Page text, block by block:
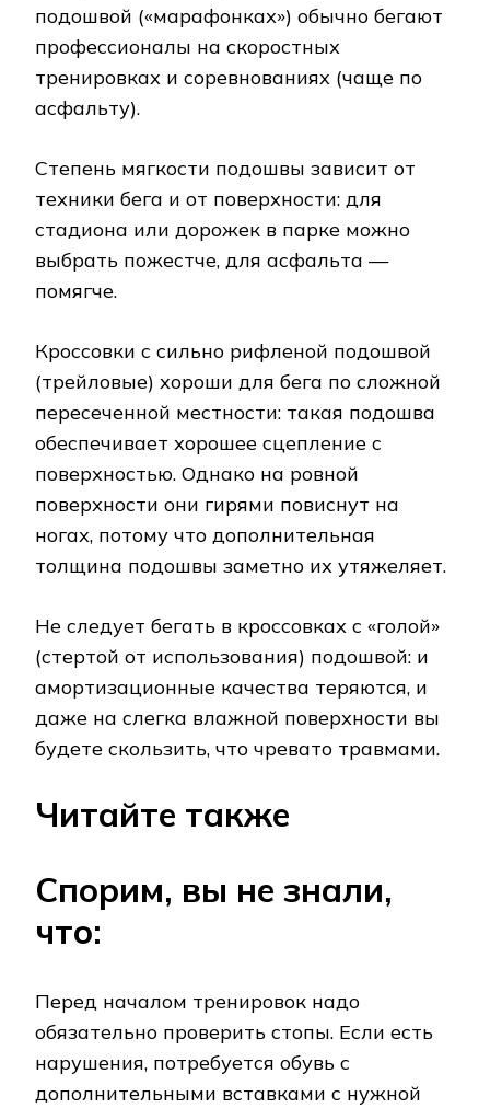
подошвой («марафонках») обычно бегают
профессионалы на скоростных
тренировках и соревнованиях (чаще по
асфальту).
Степень мягкости подошвы зависит от
техники бега и от поверхности: для
стадиона или дорожек в парке можно
выбрать пожестче, для асфальта —
помягче.
Кроссовки с сильно рифленой подошвой
(трейловые) хороши для бега по сложной
пересеченной местности: такая подошва
обеспечивает хорошее сцепление с
поверхностью. Однако на ровной
поверхности они гирями повиснут на
ногах, потому что дополнительная
толщина подошвы заметно их утяжеляет.
Не следует бегать в кроссовках с «голой»
(стертой от использования) подошвой: и
амортизационные качества теряются, и
даже на слегка влажной поверхности вы
будете скользить, что чревато травмами.
Читайте также
Спорим, вы не знали,
что:
Перед началом тренировок надо
обязательно проверить стопы. Если есть
нарушения, потребуется обувь с
дополнительными вставками с нужной